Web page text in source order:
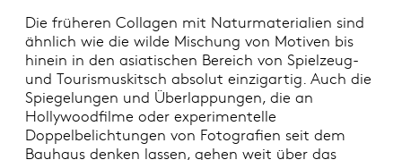
Die früheren Collagen mit Naturmaterialien sind
ähnlich wie die wilde Mischung von Motiven bis
hinein in den asiatischen Bereich von Spielzeug-
und Tourismuskitsch absolut einzigartig. Auch die
Spiegelungen und Überlappungen, die an
Hollywoodfilme oder experimentelle
Doppelbelichtungen von Fotografien seit dem
Bauhaus denken lassen, gehen weit über das